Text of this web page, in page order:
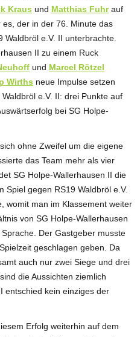
Kraus und Matthias Fuhrauf
es, der in der 76. Minute das
e.V. II unterbrachte.
II zu einem Ruck
und Marcel Rötzel
Wirths neue Impulse setzen
e.V. II: drei Punkte auf
bei SG Holpe-
ohne Zweifel um die eigene
das Team mehr als vier
SG Holpe-Wallerhausen II die
Spiel gegen RS19 Waldbröl e.V.
womit man im Klassement weiter
von SG Holpe-Wallerhausen
Der Gastgeber musste
geschlagen geben. Da
auch nur zwei Siege und drei
die Aussichten ziemlich
entschied kein einziges der
Erfolg weiterhin auf dem